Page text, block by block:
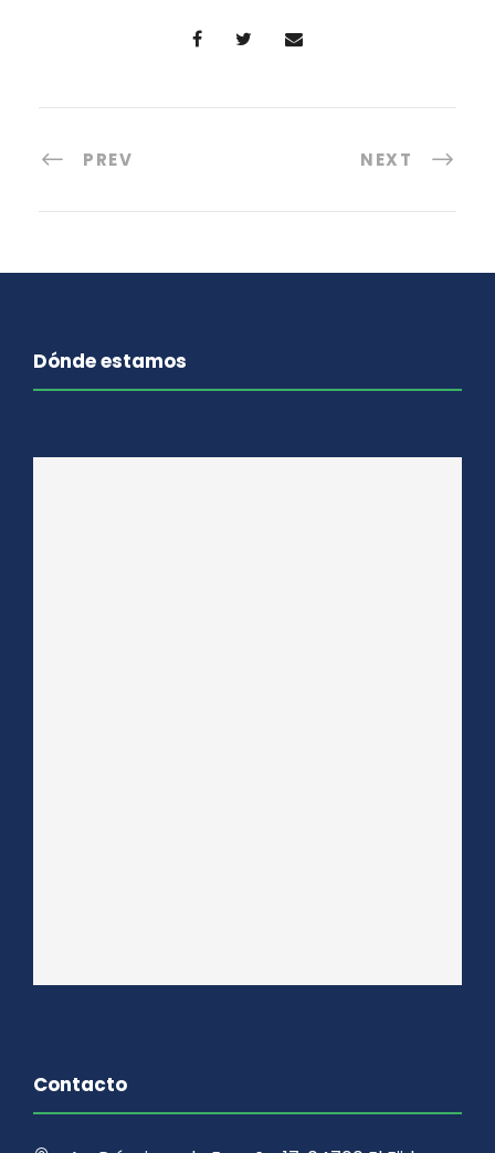
PREV NEXT
Dónde estamos
Contacto